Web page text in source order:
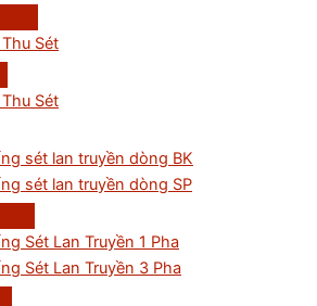
Sét
Sét
sét lan truyền dòng BK
sét lan truyền dòng SP
Sét Lan Truyền 1 Pha
Sét Lan Truyền 3 Pha